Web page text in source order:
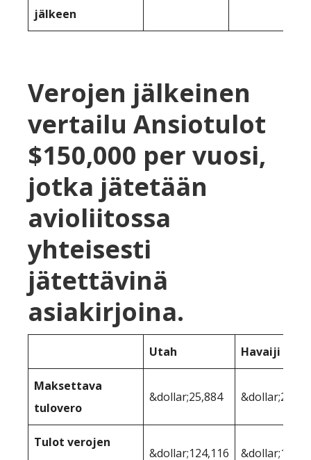
jälkeen
Verojen jälkeinen
vertailu Ansiotulot
$150,000 per vuosi,
jotka jätetään
avioliitossa
yhteisesti
jätettävinä
asiakirjoina.
Utah Havaiji
Maksettava
tulovero
&dollar;25,884
Tulot verojen
&dollar;124,116